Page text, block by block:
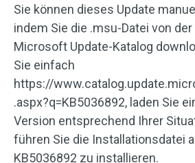
Sie können dieses Update
indem Sie die .msu-Datei von
Microsoft Update-Katalog
Sie einfach
https://
.aspx?q=KB5036892, laden Sie
Version entsprechend Ihrer
führen Sie die Installationsdatei
KB5036892 zu installieren.